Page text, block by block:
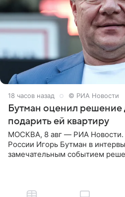
18 часов назад © РИА Новости
Бутман оценил
подарить ей квартиру
МОСКВА, 8 авг — РИА Новости.
России Игорь Бутман в
замечательным событием